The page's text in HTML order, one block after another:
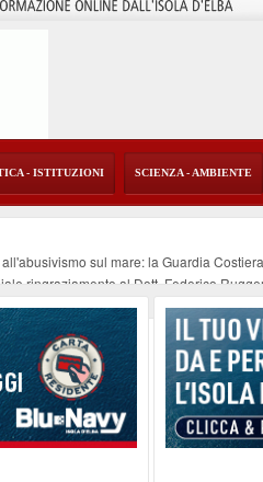
- ISTITUZIONI SCIENZA - AMBIENTE
sul mare: la Guardia
ringraziamento al Dott. Federico
all'Elba: riaffiora una testimonianza
bordi stradali -07-08-2026
dal nuovo piano dell'Autorità